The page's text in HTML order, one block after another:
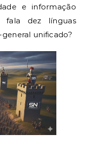
e informação
fala dez línguas
unificado?